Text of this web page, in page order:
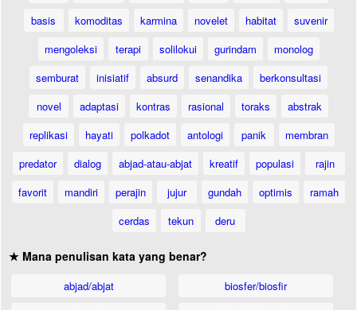
basis
komoditas karmina novelet habitat
suvenir
mengoleksi
terapi solilokui gurindam
monolog
semburat
inisiatif absurd senandika
berkonsultasi
novel
adaptasi kontras rasional toraks
abstrak
replikasi
hayati polkadot antologi panik
membran
predator
dialog abjad-atau-abjat kreatif populasi
rajin
favorit
mandiri perajin jujur gundah optimis
ramah
cerdas
tekun deru
★ Mana penulisan kata yang benar?
abjad/abjat
biosfer/biosfir